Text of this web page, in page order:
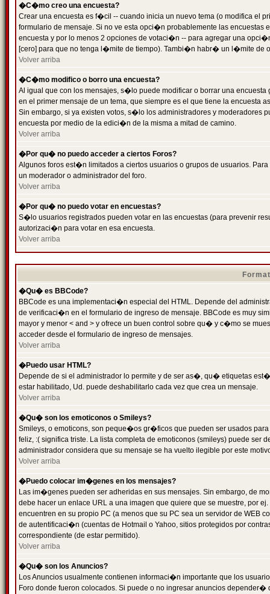
�C�mo creo una encuesta?
Crear una encuesta es f�cil -- cuando inicia un nuevo tema (o modifica el
formulario de mensaje. Si no ve esta opci�n probablemente las
encuesta y por lo menos 2 opciones de votaci�n -- para agregar una
[cero] para que no tenga l�mite de tiempo). Tambi�n habr� un l�mite de
Volver arriba
�C�mo modifico o borro una encuesta?
Al igual que con los mensajes, s�lo puede modificar o borrar una
en el primer mensaje de un tema, que siempre es el que tiene la encuesta
Sin embargo, si ya existen votos, s�lo los administradores y moderadores
encuesta por medio de la edici�n de la misma a mitad de camino.
Volver arriba
�Por qu� no puedo acceder a ciertos Foros?
Algunos foros est�n limitados a ciertos usuarios o grupos de usuarios.
un moderador o administrador del foro.
Volver arriba
�Por qu� no puedo votar en encuestas?
S�lo usuarios registrados pueden votar en las encuestas (para prevenir
autorizaci�n para votar en esa encuesta.
Volver arriba
�Qu� es BBCode?
BBCode es una implementaci�n especial del HTML. Depende del
de verificaci�n en el formulario de ingreso de mensaje. BBCode es muy
mayor y menor < and > y ofrece un buen control sobre qu� y c�mo se
acceder desde el formulario de ingreso de mensajes.
Volver arriba
�Puedo usar HTML?
Depende de si el administrador lo permite y de ser as�, qu� etiquetas
estar habilitado, Ud. puede deshabilitarlo cada vez que crea un mensaje.
Volver arriba
�Qu� son los emoticonos o Smileys?
Smileys, o emoticons, son peque�os gr�ficos que pueden ser usados
feliz, :( significa triste. La lista completa de emoticonos (smileys) puede
administrador considera que su mensaje se ha vuelto ilegible por este
Volver arriba
�Puedo colocar im�genes en los mensajes?
Las im�genes pueden ser adheridas en sus mensajes. Sin embargo, de
debe hacer un enlace URL a una imagen que quiere que se muestre, por
encuentren en su propio PC (a menos que su PC sea un servidor de
de autentificaci�n (cuentas de Hotmail o Yahoo, sitios protegidos por
correspondiente (de estar permitido).
Volver arriba
�Qu� son los Anuncios?
Los Anuncios usualmente contienen informaci�n importante que los
Foro donde fueron colocados. Si puede o no ingresar anuncios